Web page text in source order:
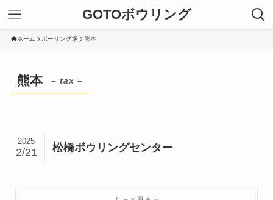
GOTOボウリング
ホーム ボーリング場 熊本
熊本 – tax –
松橋ボウリングセンター
2025
2/21